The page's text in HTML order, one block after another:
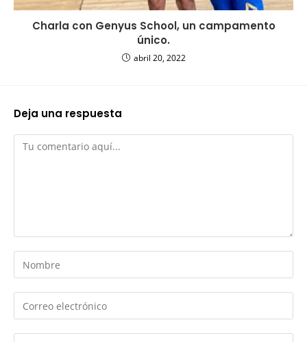
Charla con Genyus School, un campamento
único.
abril 20, 2022
Deja una respuesta